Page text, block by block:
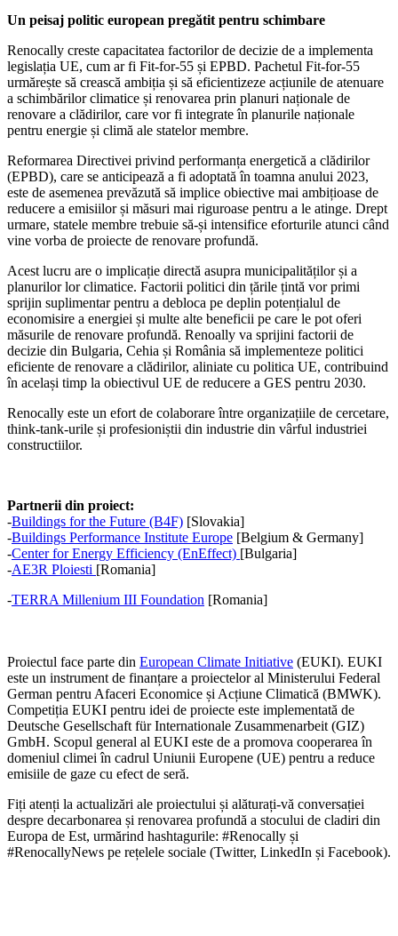
Un peisaj politic european pregătit pentru schimbare
Renocally creste capacitatea factorilor de decizie de a implementa
legislația UE, cum ar fi Fit-for-55 și EPBD. Pachetul Fit-for-55
urmărește să crească ambiția și să eficientizeze acțiunile de atenuare
a schimbărilor climatice și renovarea prin planuri naționale de
renovare a clădirilor, care vor fi integrate în planurile naționale
pentru energie și climă ale statelor membre.
Reformarea Directivei privind performanța energetică a clădirilor
(EPBD), care se anticipează a fi adoptată în toamna anului 2023,
este de asemenea prevăzută să implice obiective mai ambițioase de
reducere a emisiilor și măsuri mai riguroase pentru a le atinge. Drept
urmare, statele membre trebuie să-și intensifice eforturile atunci când
vine vorba de proiecte de renovare profundă.
Acest lucru are o implicație directă asupra municipalităților și a
planurilor lor climatice. Factorii politici din țările țintă vor primi
sprijin suplimentar pentru a debloca pe deplin potențialul de
economisire a energiei și multe alte beneficii pe care le pot oferi
măsurile de renovare profundă. Renoally va sprijini factorii de
decizie din Bulgaria, Cehia și România să implementeze politici
eficiente de renovare a clădirilor, aliniate cu politica UE, contribuind
în același timp la obiectivul UE de reducere a GES pentru 2030.
Renocally este un efort de colaborare între organizațiile de cercetare,
think-tank-urile și profesioniștii din industrie din vârful industriei
constructiilor.
Partnerii din proiect:
-Buildings for the Future (B4F) [Slovakia]
-Buildings Performance Institute Europe [Belgium & Germany]
-Center for Energy Efficiency (EnEffect) [Bulgaria]
-AE3R Ploiesti [Romania]
-TERRA Millenium III Foundation [Romania]
Proiectul face parte din European Climate Initiative (EUKI). EUKI
este un instrument de finanțare a proiectelor al Ministerului Federal
German pentru Afaceri Economice și Acțiune Climatică (BMWK).
Competiția EUKI pentru idei de proiecte este implementată de
Deutsche Gesellschaft für Internationale Zusammenarbeit (GIZ)
GmbH. Scopul general al EUKI este de a promova cooperarea în
domeniul climei în cadrul Uniunii Europene (UE) pentru a reduce
emisiile de gaze cu efect de seră.
Fiți atenți la actualizări ale proiectului și alăturați-vă conversației
despre decarbonarea și renovarea profundă a stocului de cladiri din
Europa de Est, urmărind hashtagurile: #Renocally și
#RenocallyNews pe rețelele sociale (Twitter, LinkedIn și Facebook).